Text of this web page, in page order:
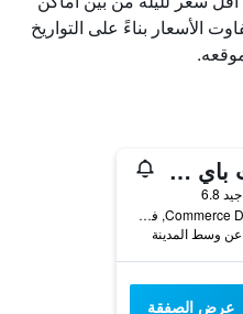
الأسعار بناءً على التواريخ
بايمونت باي ويندام فلات روك
جيد 6.8
29101 Commerce Drive, فلات روك, MI, الولايات المتحدة الأميريكية
عرض الصفقة